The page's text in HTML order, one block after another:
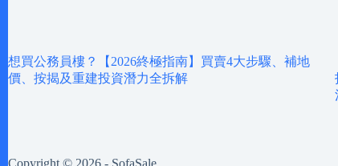
想買公務員樓？【2026終極指南】買賣4大步驟、補地
價、按揭及重建投資潛力全拆解